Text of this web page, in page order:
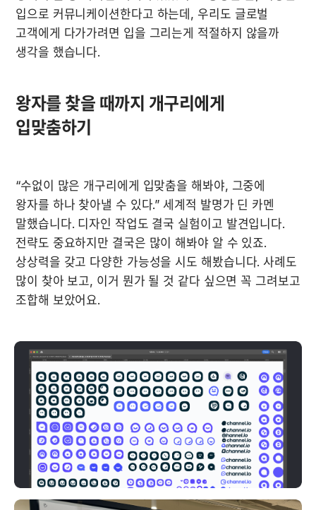
입으로 커뮤니케이션한다고 하는데, 우리도 글로벌
고객에게 다가가려면 입을 그리는게 적절하지 않을까
생각을 했습니다.
왕자를 찾을 때까지 개구리에게
입맞춤하기
“수없이 많은 개구리에게 입맞춤을 해봐야, 그중에
왕자를 하나 찾아낼 수 있다.” 세계적 발명가 딘 카멘
말했습니다. 디자인 작업도 결국 실험이고 발견입니다.
전략도 중요하지만 결국은 많이 해봐야 알 수 있죠.
상상력을 갖고 다양한 가능성을 시도 해봤습니다. 사례도
많이 찾아 보고, 이거 뭔가 될 것 같다 싶으면 꼭 그려보고
조합해 보았어요.